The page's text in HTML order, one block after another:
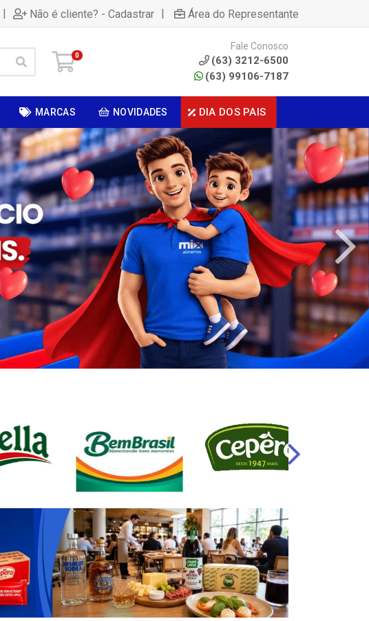
| Não é cliente? - Cadastrar | Área do Representante
0
Fale Conosco
(63) 3212-6500
(63) 99106-7187
MARCAS NOVIDADES DIA DOS PAIS